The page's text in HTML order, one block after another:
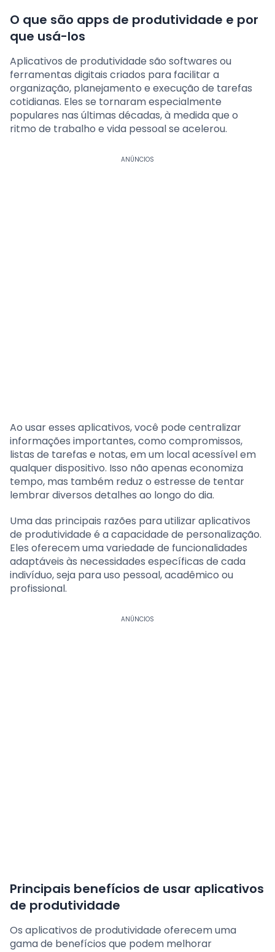
O que são apps de produtividade e por
que usá-los
Aplicativos de produtividade são softwares ou
ferramentas digitais criados para facilitar a
organização, planejamento e execução de tarefas
cotidianas. Eles se tornaram especialmente
populares nas últimas décadas, à medida que o
ritmo de trabalho e vida pessoal se acelerou.
ANÚNCIOS
Ao usar esses aplicativos, você pode centralizar
informações importantes, como compromissos,
listas de tarefas e notas, em um local acessível em
qualquer dispositivo. Isso não apenas economiza
tempo, mas também reduz o estresse de tentar
lembrar diversos detalhes ao longo do dia.
Uma das principais razões para utilizar aplicativos
de produtividade é a capacidade de personalização.
Eles oferecem uma variedade de funcionalidades
adaptáveis às necessidades específicas de cada
indivíduo, seja para uso pessoal, acadêmico ou
profissional.
ANÚNCIOS
Principais benefícios de usar aplicativos
de produtividade
Os aplicativos de produtividade oferecem uma
gama de benefícios que podem melhorar